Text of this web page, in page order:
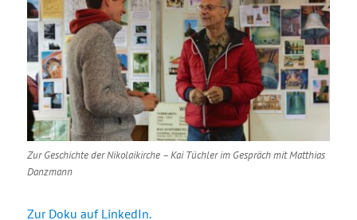
Zur Geschichte der Nikolaikirche – Kai Tüchler im Gespräch mit Matthias
Danzmann
Zur Doku auf LinkedIn.